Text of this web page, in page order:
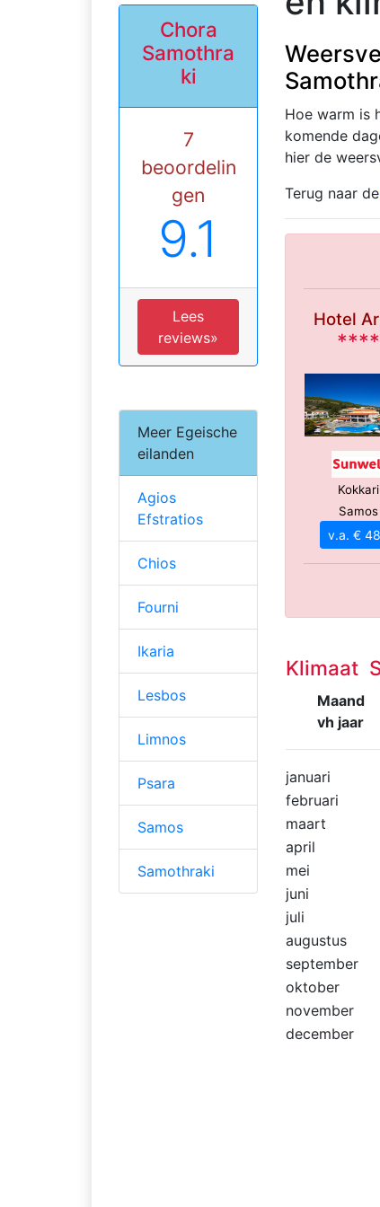
Hoe warm is
komende
hier de
Terug naar de
Hotel
****
Kokkari
Samos
v.a. €
Klimaat
Maand
vh jaar
januari
februari
maart
april
mei
juni
juli
augustus
september
oktober
november
december
Chora
Samothra
ki
7
beoordelin
gen
9.1
Lees
reviews»
Meer Egeische
eilanden
Agios
Efstratios
Chios
Fourni
Ikaria
Lesbos
Limnos
Psara
Samos
Samothraki